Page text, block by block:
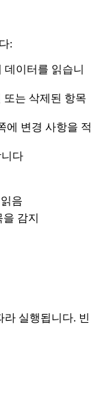
:
데이터를 읽습니
또는 삭제된 항목
에 변경 사항을 적
다
음
감지
라 실행됩니다. 빈